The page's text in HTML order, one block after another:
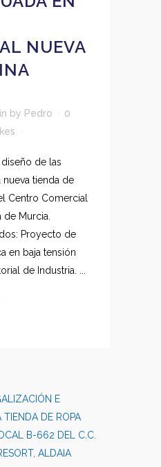
NUEVA
in by Pedro
0
de las
nueva tienda de
Centro Comercial
Murcia.
Proyecto de
en baja tensión
de Industria. ...